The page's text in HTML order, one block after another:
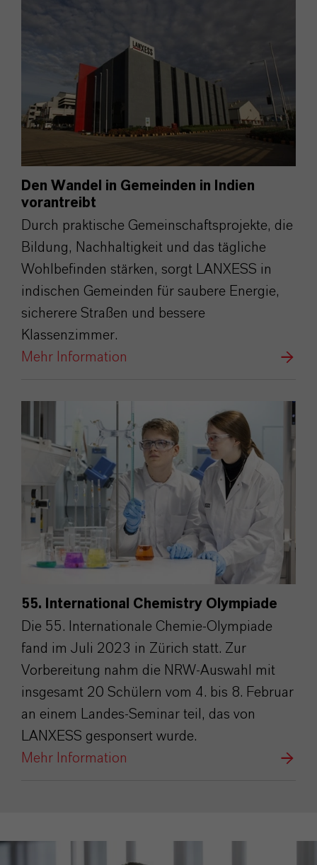
Den Wandel in Gemeinden in Indien
vorantreibt
Durch praktische Gemeinschaftsprojekte, die
Bildung, Nachhaltigkeit und das tägliche
Wohlbefinden stärken, sorgt LANXESS in
indischen Gemeinden für saubere Energie,
sicherere Straßen und bessere
Klassenzimmer.
Mehr Information
55. International Chemistry Olympiade
Die 55. Internationale Chemie-Olympiade
fand im Juli 2023 in Zürich statt. Zur
Vorbereitung nahm die NRW-Auswahl mit
insgesamt 20 Schülern vom 4. bis 8. Februar
an einem Landes-Seminar teil, das von
LANXESS gesponsert wurde.
Mehr Information